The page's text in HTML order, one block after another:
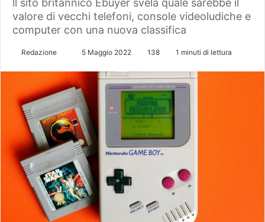
valore di vecchi telefoni, console videoludiche e
computer con una nuova classifica
Redazione
v
a
u
e
m
a
i
5 Maggio 2022 138 1 minuti di lettura